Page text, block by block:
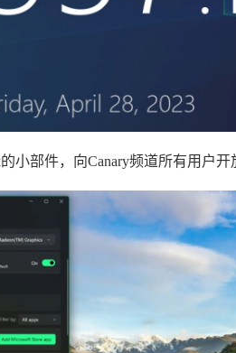
小部件，向Canary频道所有用户开